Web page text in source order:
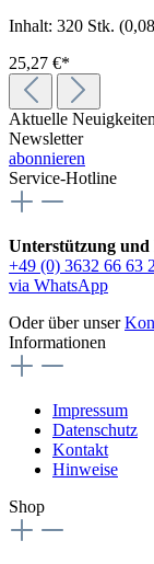
Inhalt: 320 Stk.
25,27 €*
Aktuelle
Newsletter
abonnieren
Service-Hotline
Unterstützung
+49 (0) 3632 66 63
via WhatsApp
Oder über unser
Informationen
Impressum
Datenschutz
Kontakt
Hinweise
Shop